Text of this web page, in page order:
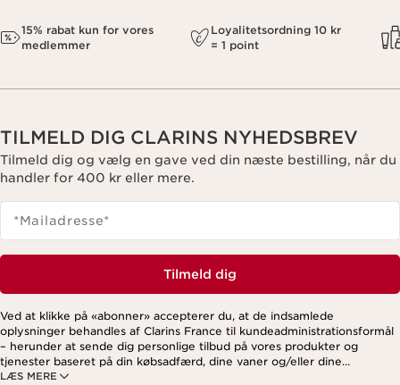
15% rabat kun for vores
medlemmer
Loyalitetsordning 10 kr
= 1 point
TILMELD DIG CLARINS NYHEDSBREV
Tilmeld dig og vælg en gave ved din næste bestilling, når du
handler for 400 kr eller mere.
*Mailadresse*
Tilmeld dig
LÆS MERE
Ved at klikke på «abonner» accepterer du, at de indsamlede
oplysninger behandles af Clarins France til kundeadministrationsformål
– herunder at sende dig personlige tilbud på vores produkter og
tjenester baseret på din købsadfærd, dine vaner og/eller dine
interesser. Dette kan også omfatte visning på sociale medier og